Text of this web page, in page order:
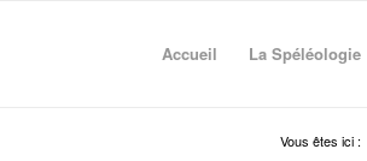
Accueil La Spéléologie
Vous êtes ici :